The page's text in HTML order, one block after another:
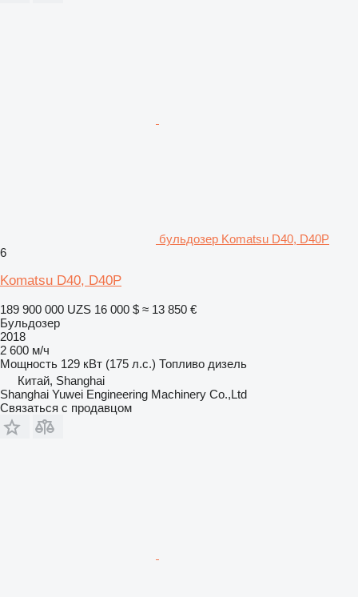
бульдозер Komatsu D40, D40P
6
Komatsu D40, D40P
189 900 000 UZS 16 000 $ ≈ 13 850 €
Бульдозер
2018
2 600 м/ч
Мощность 129 кВт (175 л.с.) Топливо дизель
Китай, Shanghai
Shanghai Yuwei Engineering Machinery Co.,Ltd
Связаться с продавцом